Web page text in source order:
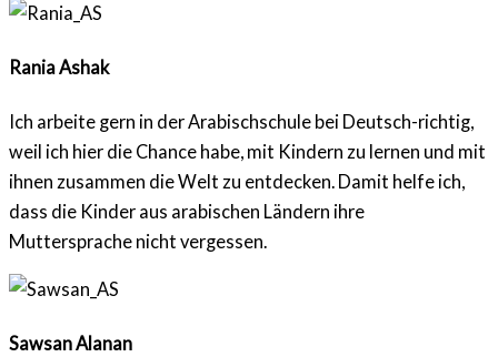
Rania Ashak
Ich arbeite gern in der Arabischschule bei Deutsch-richtig,
weil ich hier die Chance habe, mit Kindern zu lernen und mit
ihnen zusammen die Welt zu entdecken. Damit helfe ich,
dass die Kinder aus arabischen Ländern ihre
Muttersprache nicht vergessen.
Sawsan Alanan